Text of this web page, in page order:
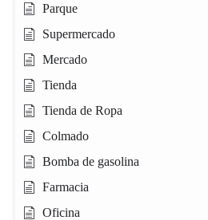
Parque
Supermercado
Mercado
Tienda
Tienda de Ropa
Colmado
Bomba de gasolina
Farmacia
Oficina